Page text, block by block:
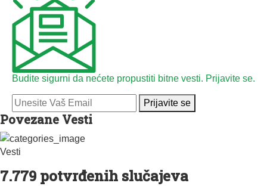
Budite sigurni da nećete propustiti bitne vesti. Prijavite se.
Prijavite se
Povezane Vesti
Vesti
7.779 potvrđenih slučajeva